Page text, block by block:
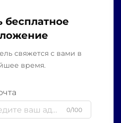
бесплатное
свяжется с вами в
время.
0/100